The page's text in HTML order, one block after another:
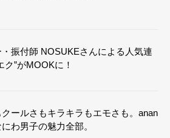
・振付師 NOSUKEさんによる人気連
ク”がMOOKに！
ールさもキラキラもエモさも。anan
わ男子の魅力全部。